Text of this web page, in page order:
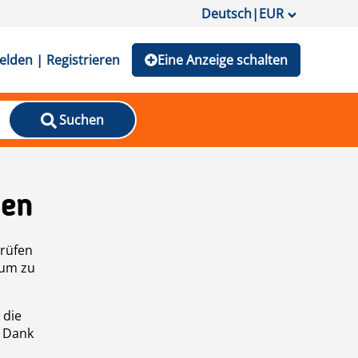
Deutsch|EUR
| Registrieren Eine Anzeige schalten
Suchen
zu
die